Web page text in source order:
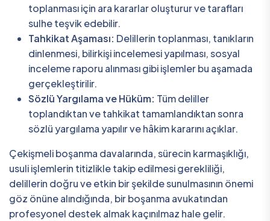
toplanması için ara kararlar oluşturur ve tarafları
sulhe teşvik edebilir.
Tahkikat Aşaması: Delillerin toplanması, tanıkların
dinlenmesi, bilirkişi incelemesi yapılması, sosyal
inceleme raporu alınması gibi işlemler bu aşamada
gerçekleştirilir.
Sözlü Yargılama ve Hüküm: Tüm deliller
toplandıktan ve tahkikat tamamlandıktan sonra
sözlü yargılama yapılır ve hâkim kararını açıklar.
Çekişmeli boşanma davalarında, sürecin karmaşıklığı,
usuli işlemlerin titizlikle takip edilmesi gerekliliği,
delillerin doğru ve etkin bir şekilde sunulmasının önemi
göz önüne alındığında, bir boşanma avukatından
profesyonel destek almak kaçınılmaz hale gelir.